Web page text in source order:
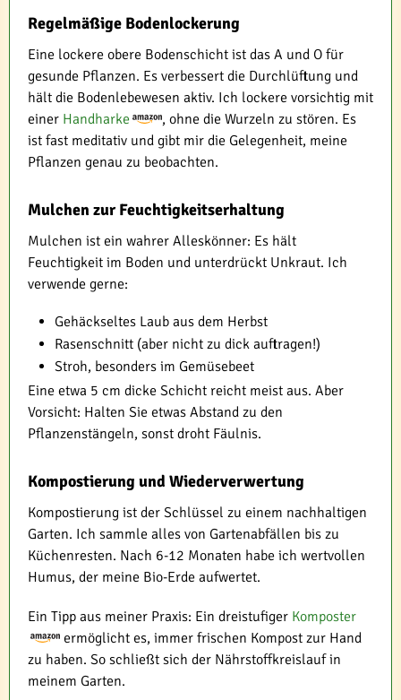
Regelmäßige Bodenlockerung
Eine lockere obere Bodenschicht ist das A und O für
gesunde Pflanzen. Es verbessert die Durchlüftung und
hält die Bodenlebewesen aktiv. Ich lockere vorsichtig mit
einer Handharke
, ohne die Wurzeln zu stören. Es
ist fast meditativ und gibt mir die Gelegenheit, meine
Pflanzen genau zu beobachten.
Mulchen zur Feuchtigkeitserhaltung
Mulchen ist ein wahrer Alleskönner: Es hält
Feuchtigkeit im Boden und unterdrückt Unkraut. Ich
verwende gerne:
Gehäckseltes Laub aus dem Herbst
Rasenschnitt (aber nicht zu dick auftragen!)
Stroh, besonders im Gemüsebeet
Eine etwa 5 cm dicke Schicht reicht meist aus. Aber
Vorsicht: Halten Sie etwas Abstand zu den
Pflanzenstängeln, sonst droht Fäulnis.
Kompostierung und Wiederverwertung
Kompostierung ist der Schlüssel zu einem nachhaltigen
Garten. Ich sammle alles von Gartenabfällen bis zu
Küchenresten. Nach 6-12 Monaten habe ich wertvollen
Humus, der meine Bio-Erde aufwertet.
Ein Tipp aus meiner Praxis: Ein dreistufiger Komposter
ermöglicht es, immer frischen Kompost zur Hand
zu haben. So schließt sich der Nährstoffkreislauf in
meinem Garten.